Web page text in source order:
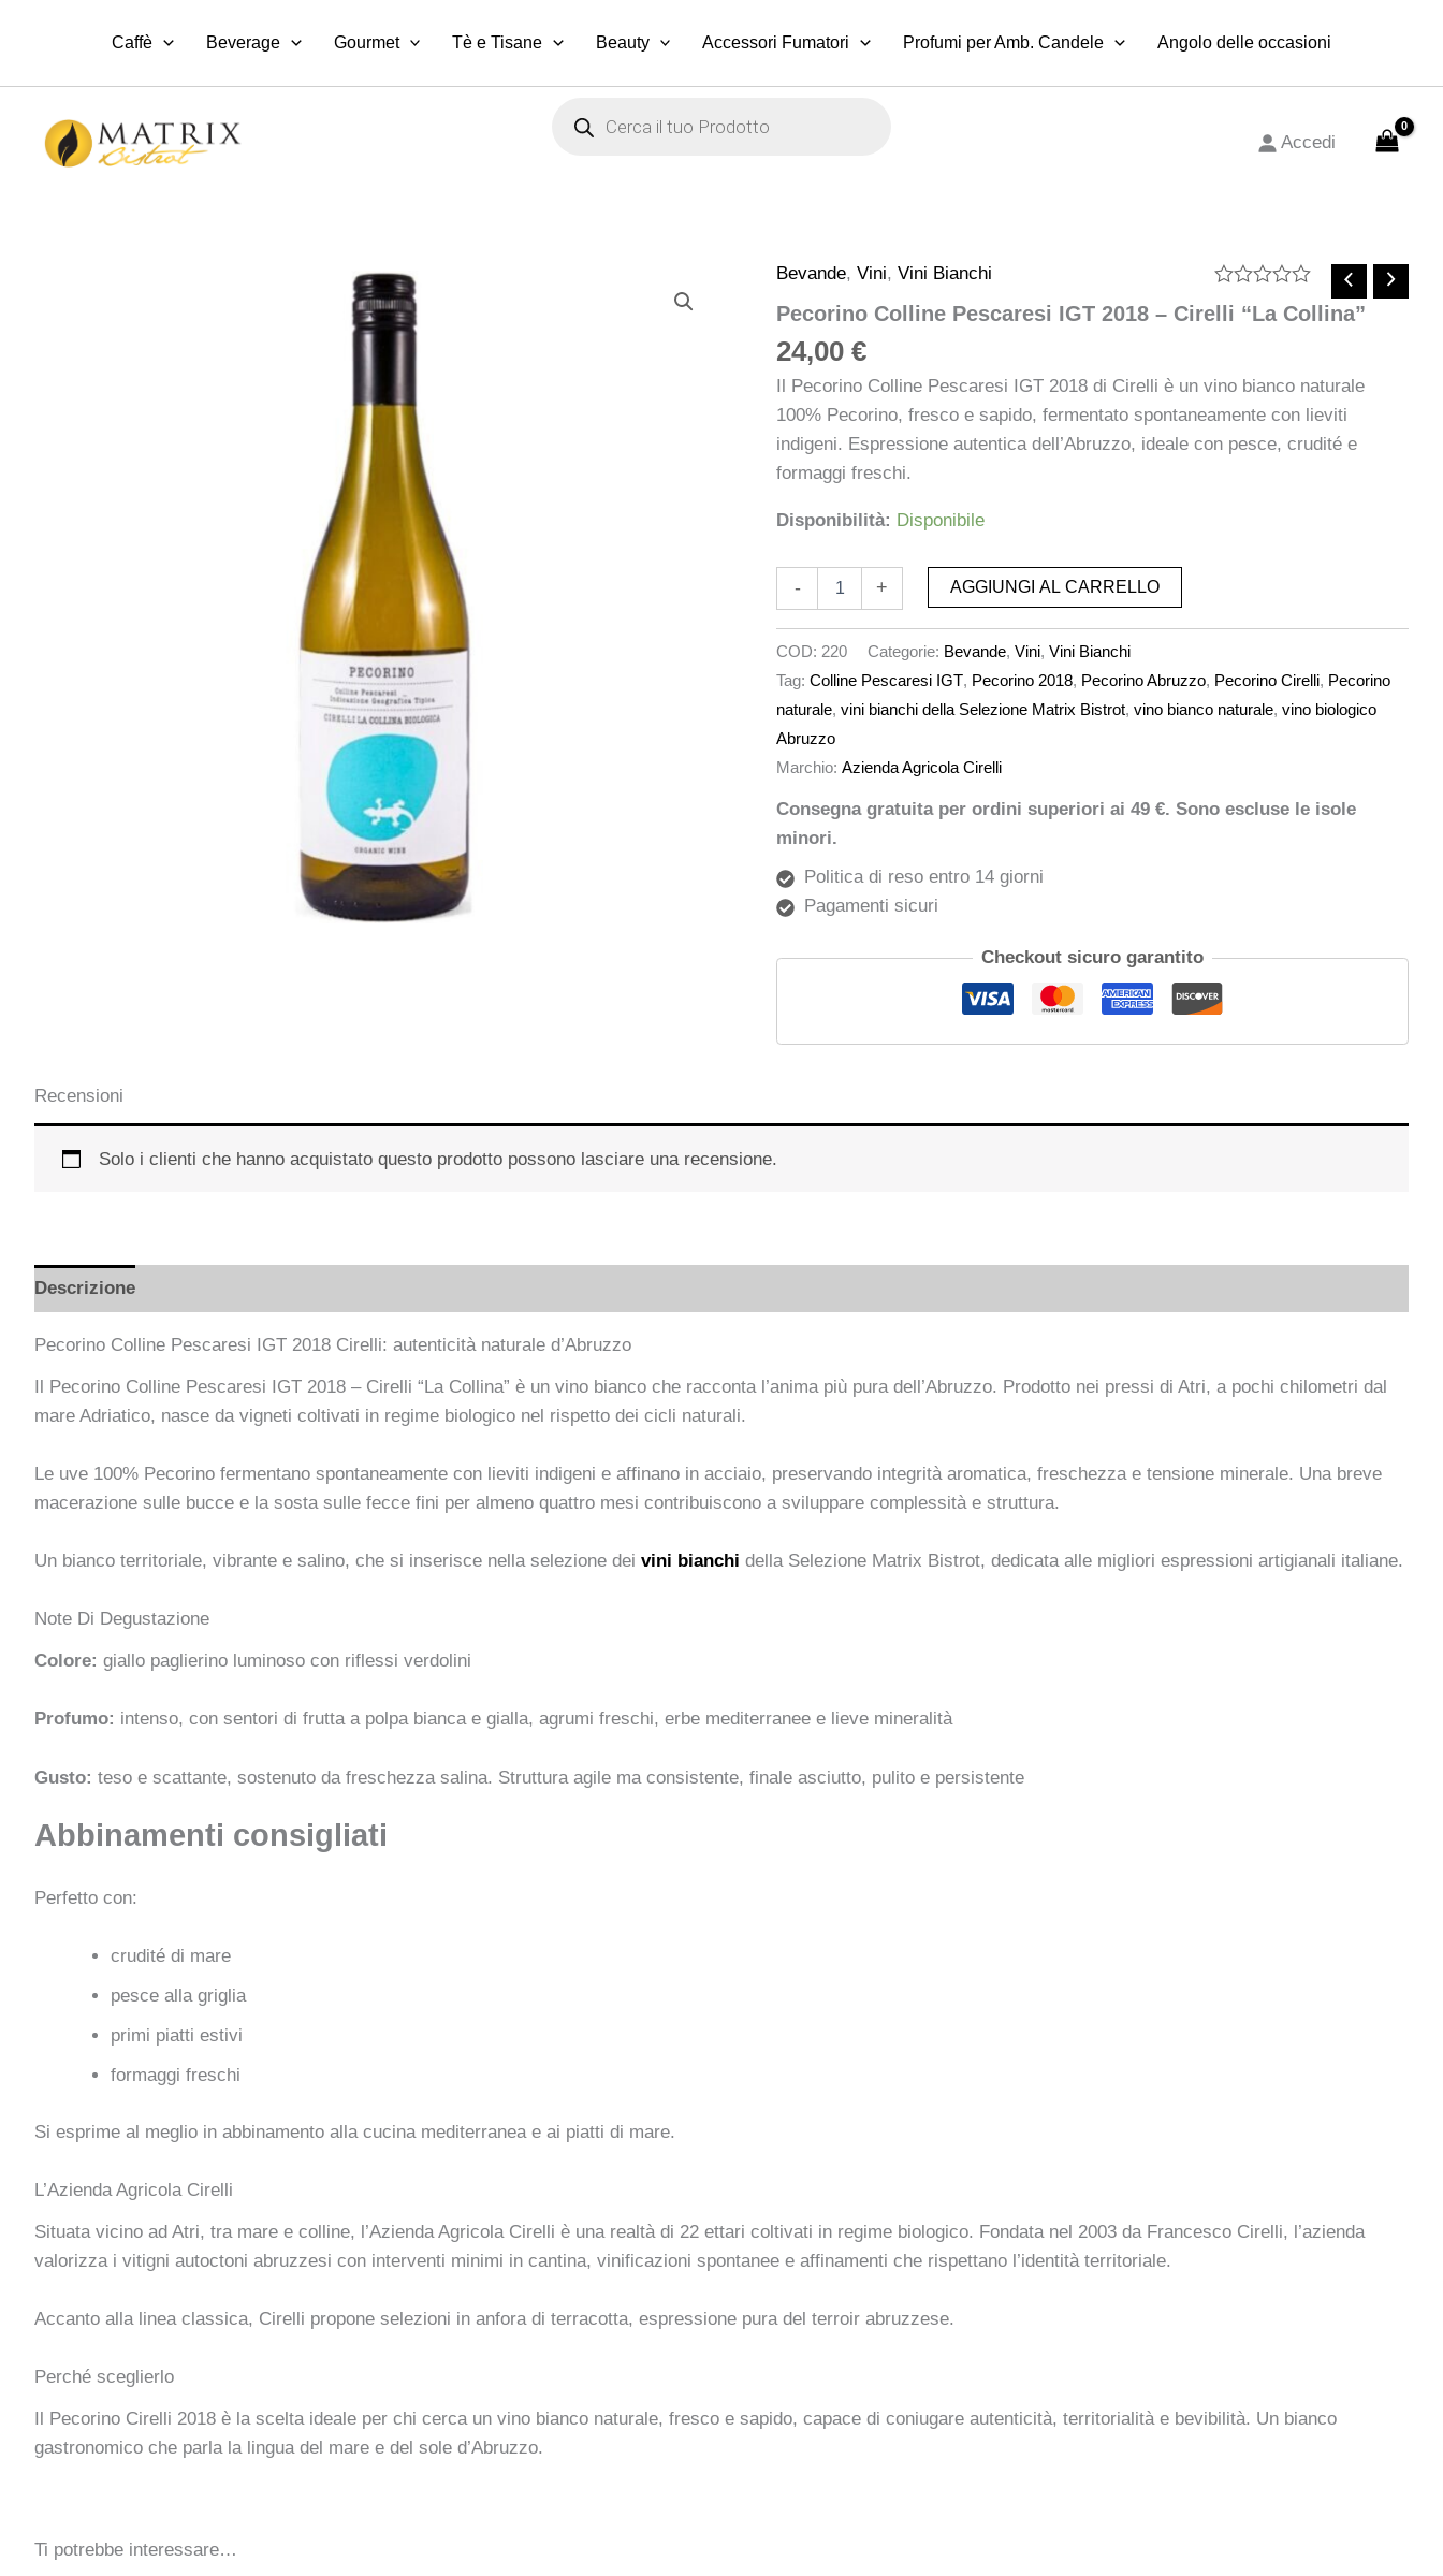
Caffè Beverage Gourmet Tè e Tisane Beauty Accessori Fumatori Profumi per Amb. Candele Angolo delle occasioni
search
Accedi
0
Bevande,Vini,Vini Bianchi
Pecorino Colline Pescaresi IGT 2018 – Cirelli “La Collina”
24,00€
Il Pecorino Colline Pescaresi IGT 2018 di Cirelli è un vino bianco naturale
100% Pecorino, fresco e sapido, fermentato spontaneamente con lieviti
indigeni. Espressione autentica dell’Abruzzo, ideale con pesce, crudité e
formaggi freschi.
Disponibilità: Disponibile
-
Pecorino
Pescaresi
IGT
2018
–
“La
Collina”
quantità
+ AGGIUNGI AL CARRELLO
COD: 220 Categorie: Bevande,Vini,Vini Bianchi
Tag:Colline Pescaresi IGT, Pecorino 2018, Pecorino Abruzzo, Pecorino Cirelli, Pecorino
naturale,vini bianchi della Selezione Matrix Bistrot,vino bianco naturale,vino biologico
Abruzzo
Marchio:Azienda Agricola Cirelli
Consegna gratuita per ordini superiori ai 49 €. Sono escluse le isole
minori.
Politica di reso entro 14 giorni
Pagamenti sicuri
Checkout sicuro garantito
Recensioni
Solo i clienti che hanno acquistato questo prodotto possono lasciare una recensione.
Descrizione
Pecorino Colline Pescaresi IGT 2018 Cirelli: autenticità naturale d’Abruzzo
Il Pecorino Colline Pescaresi IGT 2018 – Cirelli “La Collina” è un vino bianco che racconta l’anima più pura dell’Abruzzo. Prodotto nei pressi di Atri, a pochi chilometri dal
mare Adriatico, nasce da vigneti coltivati in regime biologico nel rispetto dei cicli naturali.
Le uve 100% Pecorino fermentano spontaneamente con lieviti indigeni e affinano in acciaio, preservando integrità aromatica, freschezza e tensione minerale. Una breve
macerazione sulle bucce e la sosta sulle fecce fini per almeno quattro mesi contribuiscono a sviluppare complessità e struttura.
Un bianco territoriale, vibrante e salino, che si inserisce nella selezione dei vini bianchi della Selezione Matrix Bistrot, dedicata alle migliori espressioni artigianali italiane.
Note Di Degustazione
Colore: giallo paglierino luminoso con riflessi verdolini
Profumo: intenso, con sentori di frutta a polpa bianca e gialla, agrumi freschi, erbe mediterranee e lieve mineralità
Gusto: teso e scattante, sostenuto da freschezza salina. Struttura agile ma consistente, finale asciutto, pulito e persistente
Abbinamenti consigliati
Perfetto con:
crudité di mare
pesce alla griglia
primi piatti estivi
formaggi freschi
Si esprime al meglio in abbinamento alla cucina mediterranea e ai piatti di mare.
L’Azienda Agricola Cirelli
Situata vicino ad Atri, tra mare e colline, l’Azienda Agricola Cirelli è una realtà di 22 ettari coltivati in regime biologico. Fondata nel 2003 da Francesco Cirelli, l’azienda
valorizza i vitigni autoctoni abruzzesi con interventi minimi in cantina, vinificazioni spontanee e affinamenti che rispettano l’identità territoriale.
Accanto alla linea classica, Cirelli propone selezioni in anfora di terracotta, espressione pura del terroir abruzzese.
Perché sceglierlo
Il Pecorino Cirelli 2018 è la scelta ideale per chi cerca un vino bianco naturale, fresco e sapido, capace di coniugare autenticità, territorialità e bevibilità. Un bianco
gastronomico che parla la lingua del mare e del sole d’Abruzzo.
Ti potrebbe interessare…
–
“La